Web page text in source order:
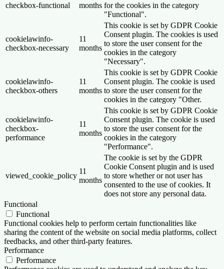
checkbox-functional
months for the cookies in the category
"Functional".
cookielawinfo-
checkbox-necessary
11
months
This cookie is set by GDPR Cookie
Consent plugin. The cookies is used
to store the user consent for the
cookies in the category
"Necessary".
cookielawinfo-
checkbox-others
11
months
This cookie is set by GDPR Cookie
Consent plugin. The cookie is used
to store the user consent for the
cookies in the category "Other.
cookielawinfo-
checkbox-
performance
11
months
This cookie is set by GDPR Cookie
Consent plugin. The cookie is used
to store the user consent for the
cookies in the category
"Performance".
viewed_cookie_policy
11
months
The cookie is set by the GDPR
Cookie Consent plugin and is used
to store whether or not user has
consented to the use of cookies. It
does not store any personal data.
Functional
Functional
Functional cookies help to perform certain functionalities like
sharing the content of the website on social media platforms, collect
feedbacks, and other third-party features.
Performance
Performance